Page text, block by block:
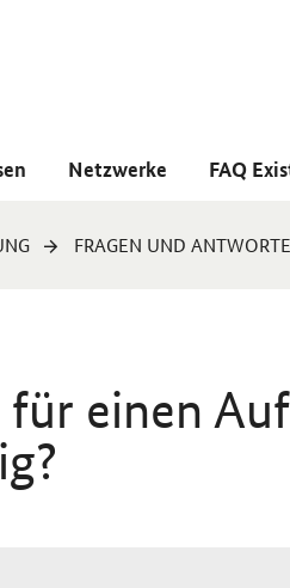
Netzwerke FAQ
FRAGEN UND
einen